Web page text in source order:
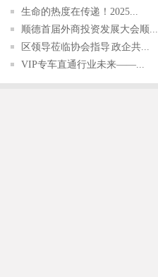
生命的热度在传递！2025...
顺德首届外商投资发展大会顺...
区领导莅临协会指导 政企共...
VIP专车直通行业未来——...